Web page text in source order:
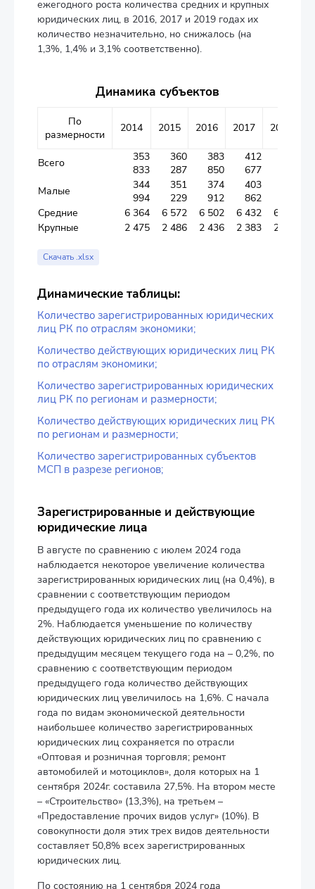
ежегодного роста количества средних и крупных
юридических лиц, в 2016, 2017 и 2019 годах их
количество незначительно, но снижалось (на
1,3%, 1,4% и 3,1% соответственно).
Динамика субъектов
По
размерности
2014 2015 2016 2017 2018
Всего
353
833
360
287
383
850
412
677
Малые
344
994
351
229
374
912
403
862
Средние
6 364 6 572 6 502 6 432 6 490
Крупные
2 475 2 486 2 436 2 383 2 488
Скачать .xlsx
Динамические таблицы:
Количество зарегистрированных юридических
лиц РК по отраслям экономики;
Количество действующих юридических лиц РК
по отраслям экономики;
Количество зарегистрированных юридических
лиц РК по регионам и размерности;
Количество действующих юридических лиц РК
по регионам и размерности;
Количество зарегистрированных субъектов
МСП в разрезе регионов;
Зарегистрированные и действующие
юридические лица
В августе по сравнению с июлем 2024 года
наблюдается некоторое увеличение количества
зарегистрированных юридических лиц (на 0,4%), в
сравнении с соответствующим периодом
предыдущего года их количество увеличилось на
2%. Наблюдается уменьшение по количеству
действующих юридических лиц по сравнению с
предыдущим месяцем текущего года на – 0,2%, по
сравнению с соответствующим периодом
предыдущего года количество действующих
юридических лиц увеличилось на 1,6%. С начала
года по видам экономической деятельности
наибольшее количество зарегистрированных
юридических лиц сохраняется по отрасли
«Оптовая и розничная торговля; ремонт
автомобилей и мотоциклов», доля которых на 1
сентября 2024г. составила 27,5%. На втором месте
– «Строительство» (13,3%), на третьем –
«Предоставление прочих видов услуг» (10%). В
совокупности доля этих трех видов деятельности
составляет 50,8% всех зарегистрированных
юридических лиц.
По состоянию на 1 сентября 2024 года